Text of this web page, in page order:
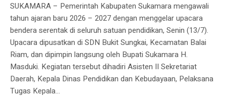
SUKAMARA – Pemerintah Kabupaten Sukamara mengawali
tahun ajaran baru 2026 – 2027 dengan menggelar upacara
bendera serentak di seluruh satuan pendidikan, Senin (13/7).
Upacara dipusatkan di SDN Bukit Sungkai, Kecamatan Balai
Riam, dan dipimpin langsung oleh Bupati Sukamara H.
Masduki. Kegiatan tersebut dihadiri Asisten II Sekretariat
Daerah, Kepala Dinas Pendidikan dan Kebudayaan, Pelaksana
Tugas Kepala...